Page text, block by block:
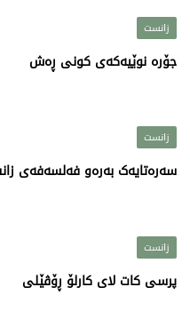
زانست
جۆرە نوێیەکەی کونی ڕەش
زانست
سەرەتایەک بەرەو فەلسەفەی
زانست
پرسی کات لای کارلۆ ڕۆڤێلی